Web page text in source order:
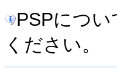
PSPについ
ください。